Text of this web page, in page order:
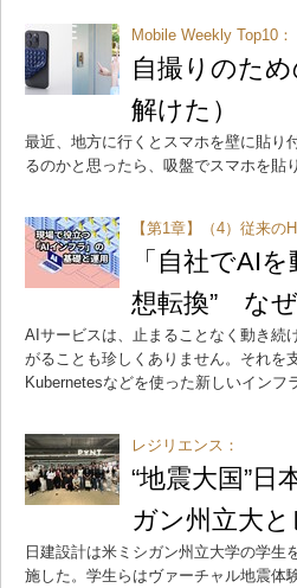
Mobile Weekly Top10：
自撮りのた
解けた）
最近、地方に行くとスマホを壁に貼り
るのかと思ったら、吸盤でスマホを
【第1章】（4）従来の
「自社でAI
想転換” な
AIサービスは、止まることなく動き続
がることも珍しくありません。それを
Kubernetesなどを使った新しいインフ
レジリエンス：
“地震大国”
ガン州立大
日建設計は米ミシガン州立大学の学
施した。学生らはヴァーチャル地震体